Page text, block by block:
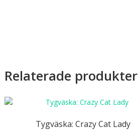
Relaterade produkter
Tygväska: Crazy Cat Lady